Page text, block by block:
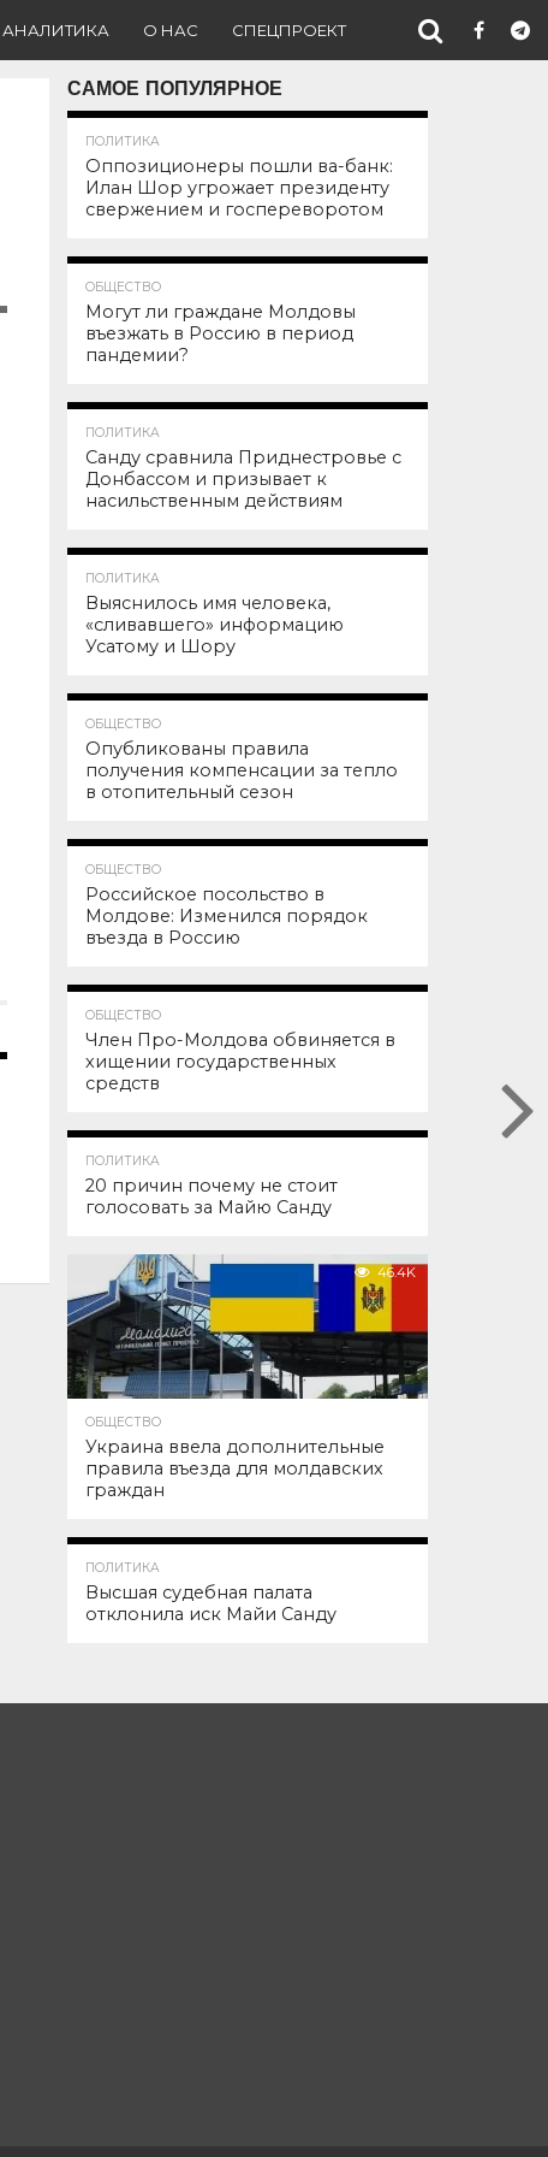
АНАЛИТИКА О НАС СПЕЦПРОЕКТ
САМОЕ ПОПУЛЯРНОЕ
ПОЛИТИКА
Оппозиционеры пошли ва-банк:
Илан Шор угрожает президенту
свержением и госпереворотом
ОБЩЕСТВО
Могут ли граждане Молдовы
въезжать в Россию в период
пандемии?
ПОЛИТИКА
Санду сравнила Приднестровье с
Донбассом и призывает к
насильственным действиям
ПОЛИТИКА
Выяснилось имя человека,
«сливавшего» информацию
Усатому и Шору
ОБЩЕСТВО
Опубликованы правила
получения компенсации за тепло
в отопительный сезон
ОБЩЕСТВО
Российское посольство в
Молдове: Изменился порядок
въезда в Россию
ОБЩЕСТВО
Член Про-Молдова обвиняется в
хищении государственных
средств
ПОЛИТИКА
20 причин почему не стоит
голосовать за Майю Санду
46.4K
ОБЩЕСТВО
Украина ввела дополнительные
правила въезда для молдавских
граждан
ПОЛИТИКА
Высшая судебная палата
отклонила иск Майи Санду